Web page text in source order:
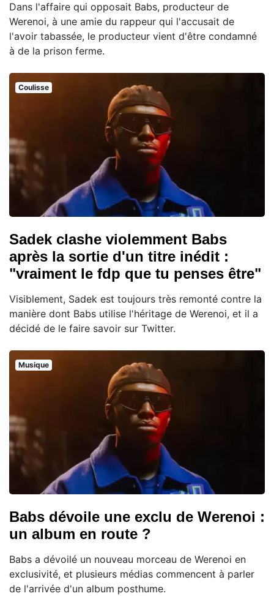
Dans l'affaire qui opposait Babs, producteur de
Werenoi, à une amie du rappeur qui l'accusait de
l'avoir tabassée, le producteur vient d'être condamné
à de la prison ferme.
Coulisse
Sadek clashe violemment Babs
après la sortie d'un titre inédit :
"vraiment le fdp que tu penses être"
Visiblement, Sadek est toujours très remonté contre la
manière dont Babs utilise l'héritage de Werenoi, et il a
décidé de le faire savoir sur Twitter.
Musique
Babs dévoile une exclu de Werenoi :
un album en route ?
Babs a dévoilé un nouveau morceau de Werenoi en
exclusivité, et plusieurs médias commencent à parler
de l'arrivée d'un album posthume.